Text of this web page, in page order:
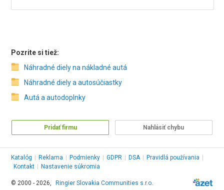
Pozrite si tiež:
Náhradné diely na nákladné autá
Náhradné diely a autosúčiastky
Autá a autodoplnky
Pridať firmu Nahlásiť chybu
Katalóg Reklama Podmienky GDPR DSA Pravidlá používania
Kontakt
Nastavenie súkromia
© 2000 - 2026, Ringier Slovakia Communities s.r.o.